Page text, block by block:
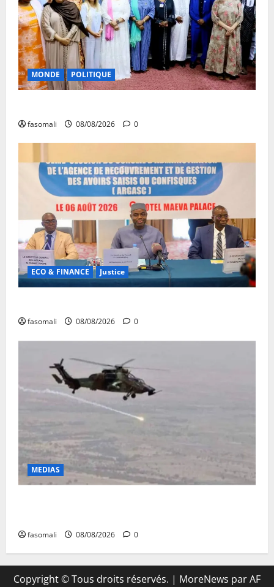
MONDE POLITIQUE
fasomali 08/08/2026 0
ECO & FINANCE Justice
fasomali 08/08/2026 0
MEDIAS
fasomali 08/08/2026 0
Copyright © Tous droits réservés. | MoreNews par AF